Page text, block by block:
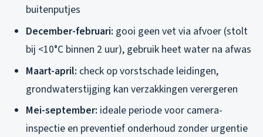
buitenputjes
December-februari: gooi geen vet via afvoer (stolt
bij <10°C binnen 2 uur), gebruik heet water na afwas
Maart-april: check op vorstschade leidingen,
grondwaterstijging kan verzakkingen verergeren
Mei-september: ideale periode voor camera-
inspectie en preventief onderhoud zonder urgentie